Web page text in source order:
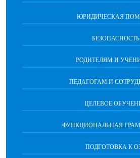
ЮРИДИЧЕСКАЯ
БЕЗОПАСНОСТЬ
РОДИТЕЛЯМ И
ПЕДАГОГАМ И
ЦЕЛЕВОЕ
ФУНКЦИОНАЛЬНАЯ
ПОДГОТОВКА К